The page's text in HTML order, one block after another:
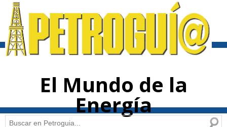
contenido
El Mundo de la
Energía
Buscar